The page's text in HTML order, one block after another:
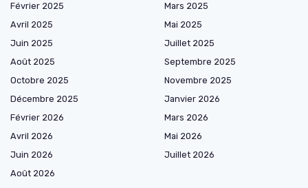
Février 2025
Mars 2025
Avril 2025
Mai 2025
Juin 2025
Juillet 2025
Août 2025
Septembre 2025
Octobre 2025
Novembre 2025
Décembre 2025
Janvier 2026
Février 2026
Mars 2026
Avril 2026
Mai 2026
Juin 2026
Juillet 2026
Août 2026